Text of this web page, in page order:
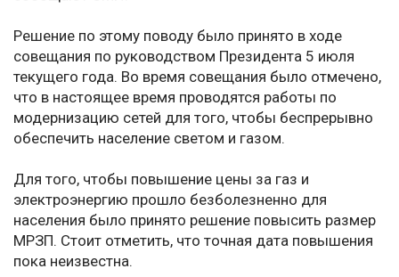
Решение по этому поводу было принято в ходе
совещания по руководством Президента 5 июля
текущего года. Во время совещания было отмечено,
что в настоящее время проводятся работы по
модернизацию сетей для того, чтобы беспрерывно
обеспечить население светом и газом.
Для того, чтобы повышение цены за газ и
электроэнергию прошло безболезненно для
населения было принято решение повысить размер
МРЗП. Стоит отметить, что точная дата повышения
пока неизвестна.